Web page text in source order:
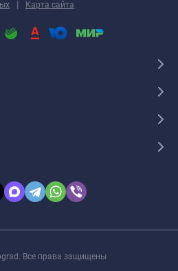
| Карта сайта
Все права защищены